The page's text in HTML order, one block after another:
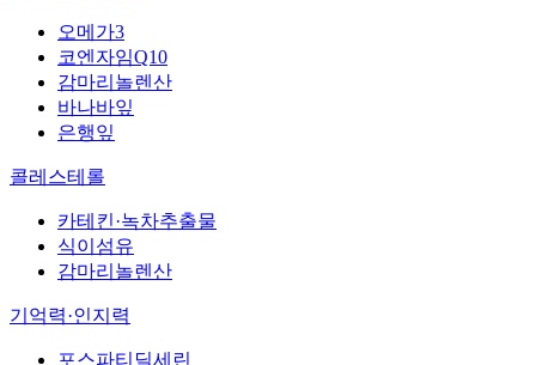
오메가3
코엔자임Q10
감마리놀렌산
바나바잎
은행잎
콜레스테롤
카테킨·녹차추출물
식이섬유
감마리놀렌산
기억력·인지력
포스파티딜세린